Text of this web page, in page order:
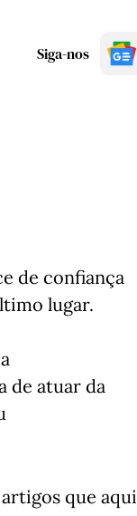
Siga-nos
de confiança
lugar.
de atuar da
que aqui